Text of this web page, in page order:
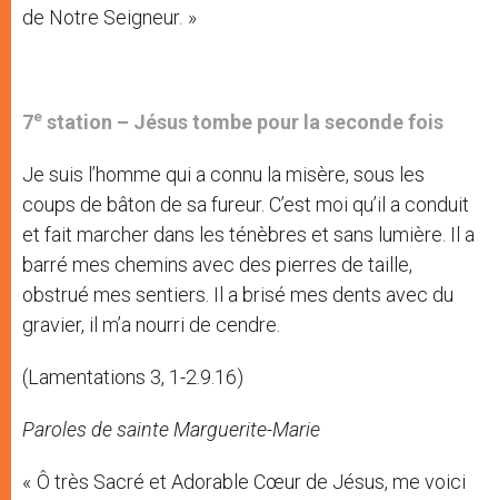
de Notre Seigneur. »
7e station – Jésus tombe pour la seconde fois
Je suis l’homme qui a connu la misère, sous les
coups de bâton de sa fureur. C’est moi qu’il a conduit
et fait marcher dans les ténèbres et sans lumière. Il a
barré mes chemins avec des pierres de taille,
obstrué mes sentiers. Il a brisé mes dents avec du
gravier, il m’a nourri de cendre.
(Lamentations 3, 1-2.9.16)
Paroles de sainte Marguerite-Marie
« Ô très Sacré et Adorable Cœur de Jésus, me voici